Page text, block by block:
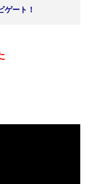
ゲート！